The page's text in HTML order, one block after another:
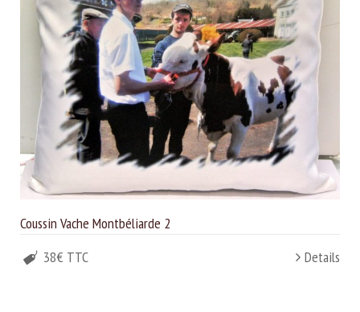
Coussin Vache Montbéliarde 2
38€ TTC
Details